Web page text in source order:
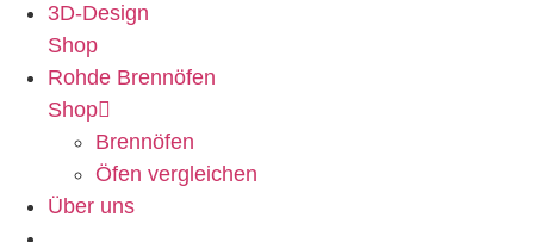
3D-Design
Shop
Rohde Brennöfen
Shop
Brennöfen
Öfen vergleichen
Über uns